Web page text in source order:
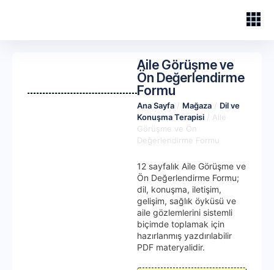
Aile Görüşme ve
Ön Değerlendirme
Formu
Ana Sayfa / Mağaza / Dil ve
Konuşma Terapisi / Aile
Görüşme ve Ön
Değerlendirme Formu
12 sayfalık Aile Görüşme ve
Ön Değerlendirme Formu;
dil, konuşma, iletişim,
gelişim, sağlık öyküsü ve
aile gözlemlerini sistemli
biçimde toplamak için
hazırlanmış yazdırılabilir
PDF materyalidir.